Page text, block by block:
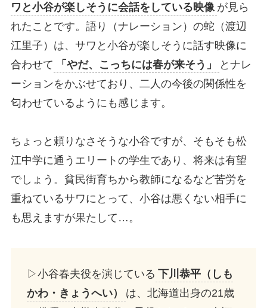
ワと小谷が楽しそうに会話をしている映像 が見ら
れたことです。語り（ナレーション）の蛇（渡辺
江里子）は、サワと小谷が楽しそうに話す映像に
合わせて
「やだ、こっちには春が来そう」
とナレ
ーションをかぶせており、二人の今後の関係性を
匂わせているようにも感じます。
ちょっと頼りなさそうな小谷ですが、そもそも松
江中学に通うエリートの学生であり、将来は有望
でしょう。貧民街育ちから教師になるなど苦労を
重ねているサワにとって、小谷は悪くない相手に
も思えますが果たして…。
▷小谷春夫役を演じている 下川恭平（しも
かわ・きょうへい）
は、北海道出身の21歳